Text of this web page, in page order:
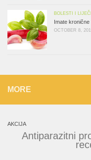
BOLESTI I
Imate
OCTOBER 8,
MORE
AKCIJA
Antiparazitni